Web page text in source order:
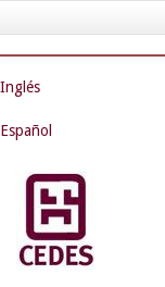
navigation
Inglés
Español